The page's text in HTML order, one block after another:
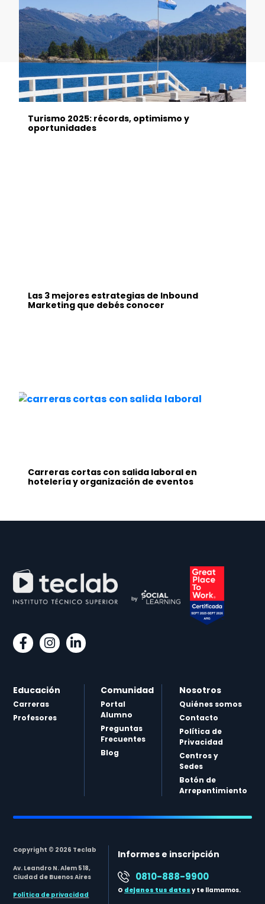
Turismo 2025: récords, optimismo y
oportunidades
Las 3 mejores estrategias de Inbound
Marketing que debés conocer
Carreras cortas con salida laboral en
hotelería y organización de eventos
Educación
Carreras
Profesores
Comunidad
Portal
Alumno
Preguntas
Frecuentes
Blog
Nosotros
Quiénes somos
Contacto
Política de
Privacidad
Centros y
Sedes
Botón de
Arrepentimiento
Copyright © 2026 Teclab
Av. Leandro N. Alem 518,
Ciudad de Buenos Aires
Política de privacidad
Informes e inscripción
0810-888-9900
O dejanos tus datos y te llamamos.